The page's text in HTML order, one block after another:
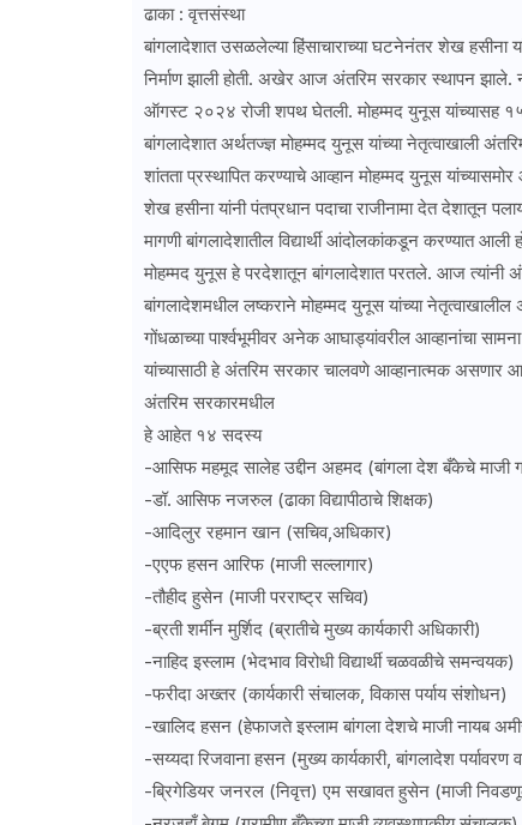
ढाका : वृत्तसंस्था
बांगलादेशात उसळलेल्या हिंसाचाराच्या घटनेनंतर शेख हसीना
निर्माण झाली होती. अखेर आज अंतरिम सरकार स्थापन झाले.
ऑगस्ट २०२४ रोजी शपथ घेतली. मोहम्मद युनूस यांच्यासह
बांगलादेशात अर्थतज्ज्ञ मोहम्मद युनूस यांच्या नेतृत्वाखाली
शांतता प्रस्थापित करण्याचे आव्हान मोहम्मद युनूस
शेख हसीना यांनी पंतप्रधान पदाचा राजीनामा देत देशातून
मागणी बांगलादेशातील विद्यार्थी आंदोलकांकडून करण्यात आली
मोहम्मद युनूस हे परदेशातून बांगलादेशात परतले. आज
बांगलादेशमधील लष्कराने मोहम्मद युनूस यांच्या नेतृत्वाखालील
गोंधळाच्या पार्श्वभूमीवर अनेक आघाड्यांवरील आव्हानांचा
यांच्यासाठी हे अंतरिम सरकार चालवणे आव्हानात्मक असणार
अंतरिम सरकारमधील
हे आहेत १४ सदस्य
-आसिफ महमूद सालेह उद्दीन अहमद (बांगला देश बँकेचे माजी
-डॉ. आसिफ नजरुल (ढाका विद्यापीठाचे शिक्षक)
-आदिलुर रहमान खान (सचिव,अधिकार)
-एएफ हसन आरिफ (माजी सल्लागार)
-तौहीद हुसेन (माजी परराष्ट्र सचिव)
-ब्रती शर्मीन मुर्शिद (ब्रातीचे मुख्य कार्यकारी अधिकारी)
-नाहिद इस्लाम (भेदभाव विरोधी विद्यार्थी चळवळीचे समन्वयक)
-फरीदा अख्तर (कार्यकारी संचालक, विकास पर्याय संशोधन)
-खालिद हसन (हेफाजते इस्लाम बांगला देशचे माजी नायब
-सय्यदा रिजवाना हसन (मुख्य कार्यकारी, बांगलादेश
-ब्रिगेडियर जनरल (निवृत्त) एम सखावत हुसेन (माजी